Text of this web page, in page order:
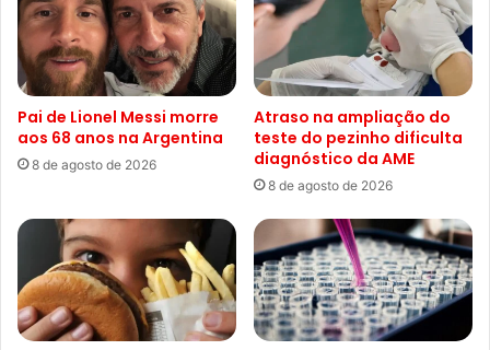
Pai de Lionel Messi morre
aos 68 anos na Argentina
8 de agosto de 2026
Atraso na ampliação do
teste do pezinho dificulta
diagnóstico da AME
8 de agosto de 2026